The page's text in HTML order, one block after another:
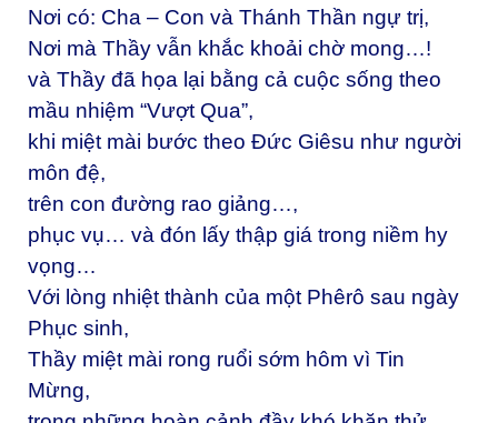
Nơi có: Cha – Con và Thánh Thần ngự trị,
Nơi mà Thầy vẫn khắc khoải chờ mong…!
và Thầy đã họa lại bằng cả cuộc sống theo
mầu nhiệm “Vượt Qua”,
khi miệt mài bước theo Đức Giêsu như người
môn đệ,
trên con đường rao giảng…,
phục vụ… và đón lấy thập giá trong niềm hy
vọng…
Với lòng nhiệt thành của một Phêrô sau ngày
Phục sinh,
Thầy miệt mài rong ruổi sớm hôm vì Tin
Mừng,